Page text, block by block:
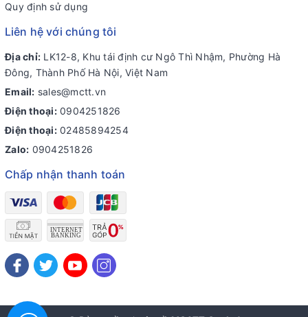
Quy định sử dụng
Liên hệ với chúng tôi
Địa chỉ: LK12-8, Khu tái định cư Ngô Thì Nhậm, Phường Hà
Đông, Thành Phố Hà Nội, Việt Nam
Email: sales@mctt.vn
Điện thoại: 0904251826
Điện thoại: 02485894254
Zalo: 0904251826
Chấp nhận thanh toán